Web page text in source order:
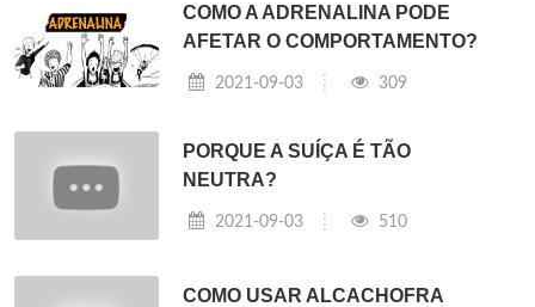
COMO A ADRENALINA PODE
AFETAR O COMPORTAMENTO?
2021-09-03 309
PORQUE A SUÍÇA É TÃO
NEUTRA?
2021-09-03 510
COMO USAR ALCACHOFRA